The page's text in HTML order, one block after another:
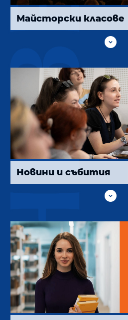
Майсторски класове

Новини и събития
